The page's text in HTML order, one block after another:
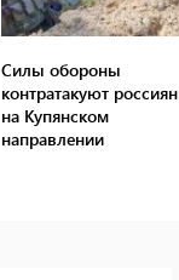
Силы обороны
контратакуют россиян
на Купянском
направлении